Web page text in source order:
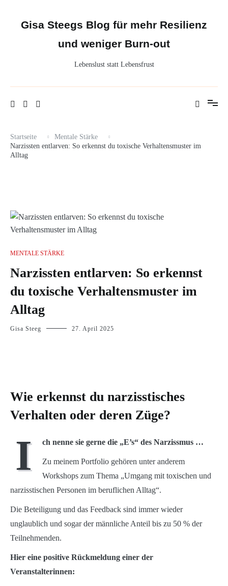
springenGisa Steegs Blog für mehr Resilienz
und weniger Burn-out
Lebenslust statt Lebensfrust
Startseite
Mentale Stärke
Narzissten entlarven: So erkennst du toxische Verhaltensmuster im
Alltag
MENTALE STÄRKE
Narzissten entlarven: So erkennst
du toxische Verhaltensmuster im
Alltag
Gisa Steeg 27. April 2025
Wie erkennst du narzisstisches
Verhalten oder deren Züge?
I ch nenne sie gerne die „E’s“ des Narzissmus …
Zu meinem Portfolio gehören unter anderem
Workshops zum Thema „Umgang mit toxischen und
narzisstischen Personen im beruflichen Alltag“.
Die Beteiligung und das Feedback sind immer wieder
unglaublich und sogar der männliche Anteil bis zu 50 % der
Teilnehmenden.
Hier eine positive Rückmeldung einer der
Veranstalterinnen: